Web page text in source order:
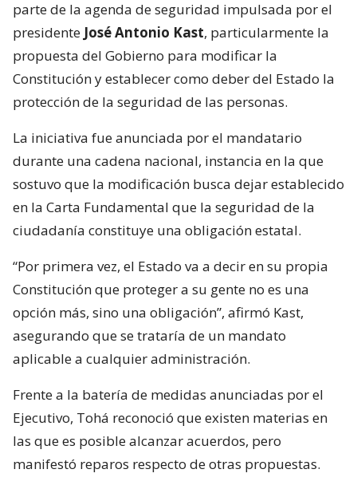
parte de la agenda de seguridad impulsada por el
presidente José Antonio Kast, particularmente la
propuesta del Gobierno para modificar la
Constitución y establecer como deber del Estado la
protección de la seguridad de las personas.
La iniciativa fue anunciada por el mandatario
durante una cadena nacional, instancia en la que
sostuvo que la modificación busca dejar establecido
en la Carta Fundamental que la seguridad de la
ciudadanía constituye una obligación estatal.
“Por primera vez, el Estado va a decir en su propia
Constitución que proteger a su gente no es una
opción más, sino una obligación”, afirmó Kast,
asegurando que se trataría de un mandato
aplicable a cualquier administración.
Frente a la batería de medidas anunciadas por el
Ejecutivo, Tohá reconoció que existen materias en
las que es posible alcanzar acuerdos, pero
manifestó reparos respecto de otras propuestas.